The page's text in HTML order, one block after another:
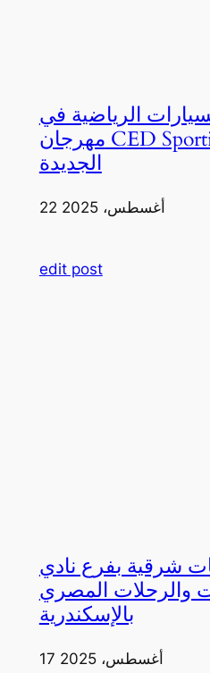
الرياضية في
مهرجان CED Sportival بالعلمين
الجديدة
22 أغسطس، 2025
edit post
شرقية بفرع نادي
والرحلات المصري
بالإسكندرية
17 أغسطس، 2025